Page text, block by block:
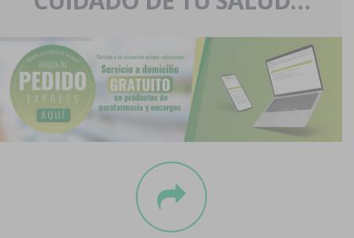
Pedidos express
Blog
Contacto
Boletín